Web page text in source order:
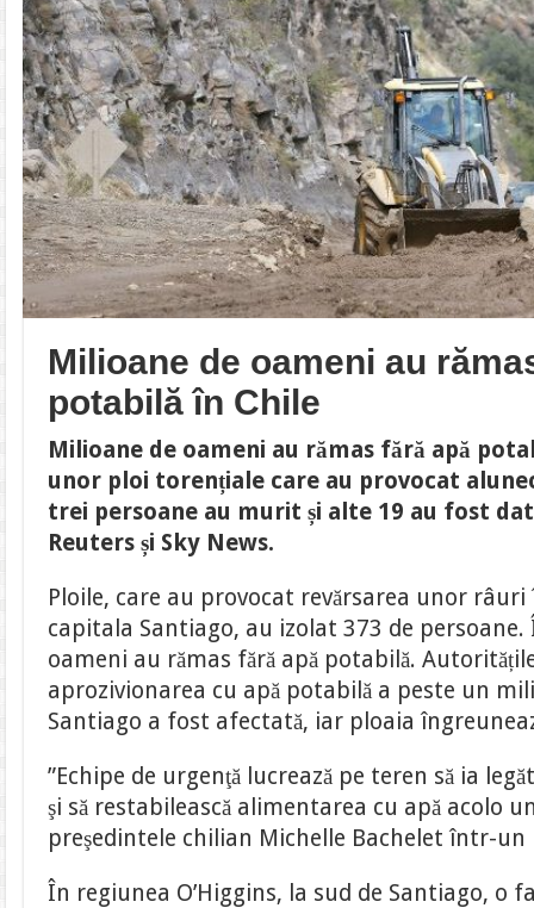
Milioane de oameni au
potabilă în Chile
Milioane de oameni au rămas fără apă
unor ploi torențiale care au provocat
trei persoane au murit și alte 19 au fost
Reuters și Sky News.
Ploile, care au provocat revărsarea unor
capitala Santiago, au izolat 373 de
oameni au rămas fără apă potabilă.
aprozivionarea cu apă potabilă a peste un
Santiago a fost afectată, iar ploaia
”Echipe de urgenţă lucrează pe teren să ia
şi să restabilească alimentarea cu apă acolo
preşedintele chilian Michelle Bachelet într-
În regiunea O’Higgins, la sud de Santiago, o